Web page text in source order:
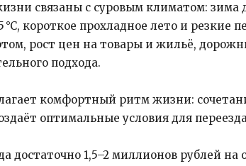
связаны с суровым климатом: зима
°C, короткое прохладное лето и резкие
рост цен на товары и жильё,
подхода.
комфортный ритм жизни:
оптимальные условия для
достаточно 1,5–2 миллионов рублей